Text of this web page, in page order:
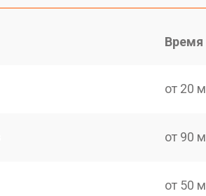
Время
от 20
от 90
от 50